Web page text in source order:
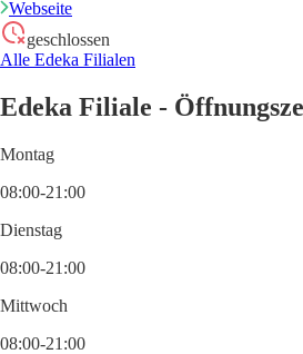
Webseite
geschlossen
Alle Edeka Filialen
Edeka Filiale -
Montag
08:00-21:00
Dienstag
08:00-21:00
Mittwoch
08:00-21:00